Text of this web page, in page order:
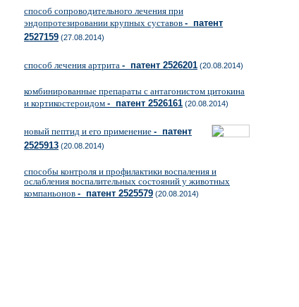
способ сопроводительного лечения при
эндопротезировании крупных суставов - патент
2527159 (27.08.2014)
способ лечения артрита - патент 2526201 (20.08.2014)
комбинированные препараты с антагонистом цитокина
и кортикостероидом - патент 2526161 (20.08.2014)
новый пептид и его применение - патент
2525913 (20.08.2014)
способы контроля и профилактики воспаления и
ослабления воспалительных состояний у животных
компаньонов - патент 2525579 (20.08.2014)